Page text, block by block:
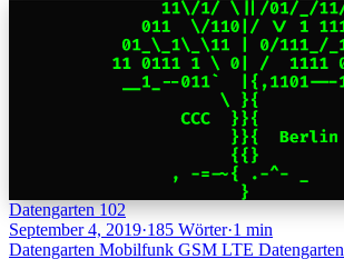
Datengarten 102
September 4, 2019·185 Wörter·1 min
Datengarten Mobilfunk GSM LTE Datengarten